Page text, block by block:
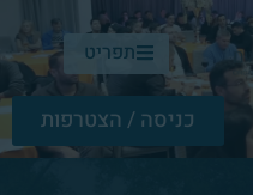
תפריט
כניסה / הצטרפות